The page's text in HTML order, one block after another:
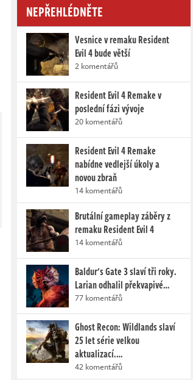
NEPŘEHLÉDNĚTE
Vesnice v remaku Resident
Evil 4 bude větší
2 komentářů
Resident Evil 4 Remake v
poslední fázi vývoje
20 komentářů
Resident Evil 4 Remake
nabídne vedlejší úkoly a
novou zbraň
14 komentářů
Brutální gameplay záběry z
remaku Resident Evil 4
14 komentářů
Baldur's Gate 3 slaví tři roky.
Larian odhalil překvapivé…
77 komentářů
Ghost Recon: Wildlands slaví
25 let série velkou
aktualizací.…
42 komentářů